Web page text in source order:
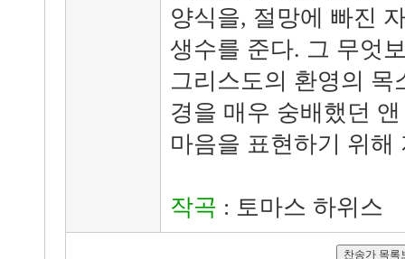
양식을, 절망에 빠진
생수를 준다. 그 무엇
그리스도의 환영의 목
경을 매우 숭배했던
마음을 표현하기 위해
작곡 : 토마스 하위스